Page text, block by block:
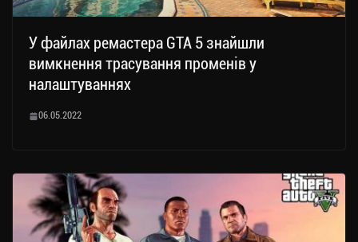
У файлах ремастера GTA 5 знайшли
вимкнення трасування променів у
налаштуваннях
06.05.2022